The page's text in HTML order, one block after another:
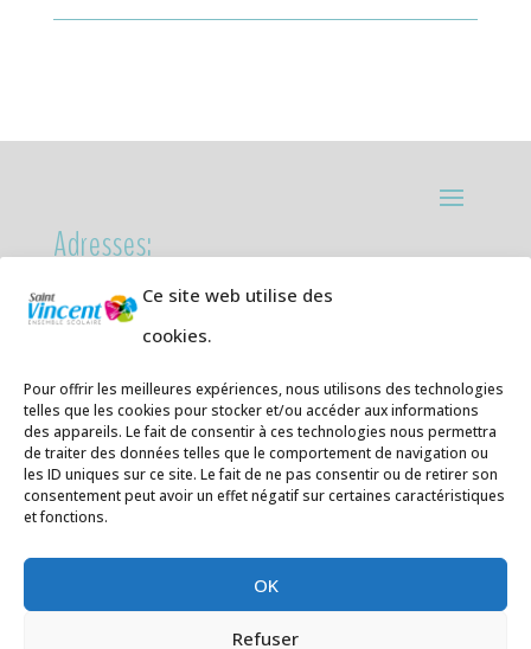
Ce site web utilise des
cookies.
Pour offrir les meilleures expériences, nous utilisons des technologies
telles que les cookies pour stocker et/ou accéder aux informations
des appareils. Le fait de consentir à ces technologies nous permettra
de traiter des données telles que le comportement de navigation ou
les ID uniques sur ce site. Le fait de ne pas consentir ou de retirer son
consentement peut avoir un effet négatif sur certaines caractéristiques
et fonctions.
OK
Refuser
Adresses:
Ecole primaire de la Plage,
Jasmins 64700 Hendaye
Collège Hendaye ville,1 rue de la
Libération 64700 Hendaye
Téléphone 05 59 48 89 00